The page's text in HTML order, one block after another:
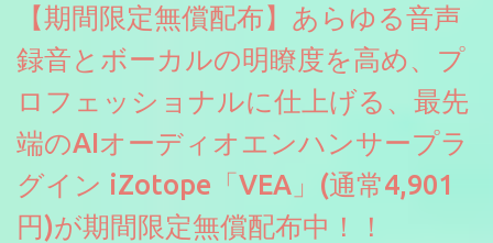
【期間限定無償配布】あらゆる音声
録音とボーカルの明瞭度を高め、プ
ロフェッショナルに仕上げる、最先
端のAIオーディオエンハンサープラ
グイン iZotope「VEA」(通常4,901
円)が期間限定無償配布中！！